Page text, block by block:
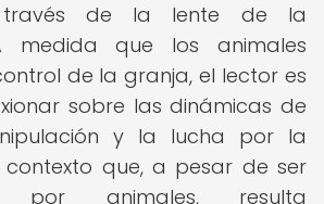
de la lente de la
medida que los animales
de la granja, el lector es
sobre las dinámicas de
y la lucha por la
que, a pesar de ser
por animales, resulta